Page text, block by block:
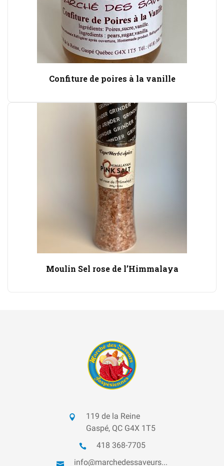
Confiture de poires à la vanille
Moulin Sel rose de l’Himmalaya
119 de la Reine
Gaspé, QC G4X 1T5
418 368-7705
info@marchedessaveurs...